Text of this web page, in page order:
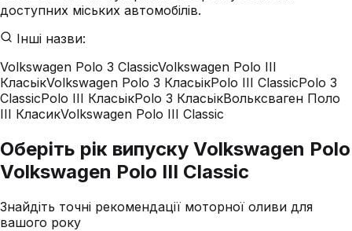
доступних міських автомобілів.
Інші назви:
Volkswagen Polo 3 ClassicVolkswagen Polo III
КласьікVolkswagen Polo 3 КласьікPolo III ClassicPolo 3
ClassicPolo III КласьікPolo 3 КласьікВольксваген Поло
III КласикVolkswagen Polo III Classic
Оберіть рік випуску Volkswagen Polo
Volkswagen Polo III Classic
Знайдіть точні рекомендації моторної оливи для
вашого року